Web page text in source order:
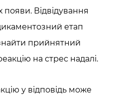
появи. Відвідування
етап
прийнятний
на стрес надалі.
у відповідь може